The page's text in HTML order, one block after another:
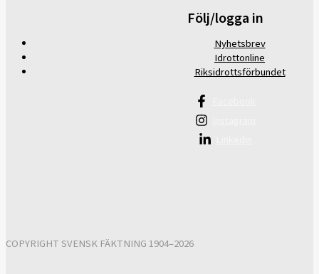
Följ/logga in
Nyhetsbrev
Idrottonline
Riksidrottsförbundet
COPYRIGHT SVENSK FÄKTNING 1904–2026